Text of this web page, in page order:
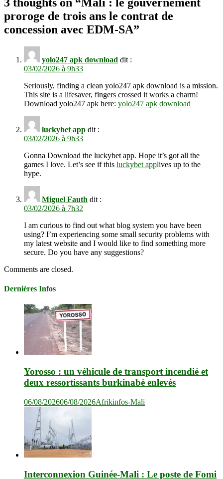
proroge de trois ans le contrat de
concession avec EDM-SA”
yolo247 apk download dit :
03/02/2026 à 9h33
Seriously, finding a clean yolo247 apk download is a mission.
This site is a lifesaver, fingers crossed it works a charm!
Download yolo247 apk here: yolo247 apk download
luckybet app dit :
03/02/2026 à 9h33
Gonna Download the luckybet app. Hope it’s got all the
games I love. Let’s see if this luckybet applives up to the
hype.
Miguel Fauth dit :
03/02/2026 à 7h32
I am curious to find out what blog system you have been
using? I’m experiencing some small security problems with
my latest website and I would like to find something more
secure. Do you have any suggestions?
Comments are closed.
Dernières Infos
Yorosso : un véhicule de transport incendié et
deux ressortissants burkinabè enlevés
06/08/202606/08/2026Afrikinfos-Mali
Interconnexion Guinée-Mali : Le poste de Fomi